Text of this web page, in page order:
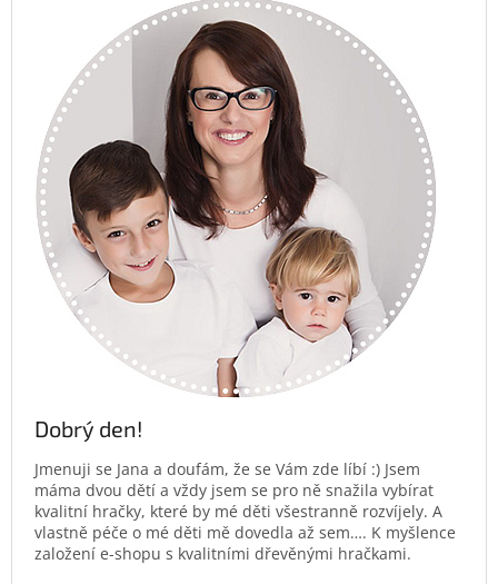
Dobrý den!
Jmenuji se Jana a doufám, že se Vám zde líbí :) Jsem
máma dvou dětí a vždy jsem se pro ně snažila vybírat
kvalitní hračky, které by mé děti všestranně rozvíjely. A
vlastně péče o mé děti mě dovedla až sem…. K myšlence
založení e-shopu s kvalitními dřevěnými hračkami.